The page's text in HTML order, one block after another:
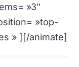
»3″
»top-
» ][/animate]